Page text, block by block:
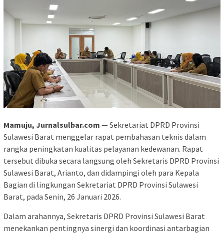
Mamuju, Jurnalsulbar.com — Sekretariat DPRD Provinsi
Sulawesi Barat menggelar rapat pembahasan teknis dalam
rangka peningkatan kualitas pelayanan kedewanan. Rapat
tersebut dibuka secara langsung oleh Sekretaris DPRD Provinsi
Sulawesi Barat, Arianto, dan didampingi oleh para Kepala
Bagian di lingkungan Sekretariat DPRD Provinsi Sulawesi
Barat, pada Senin, 26 Januari 2026.
Dalam arahannya, Sekretaris DPRD Provinsi Sulawesi Barat
menekankan pentingnya sinergi dan koordinasi antarbagian